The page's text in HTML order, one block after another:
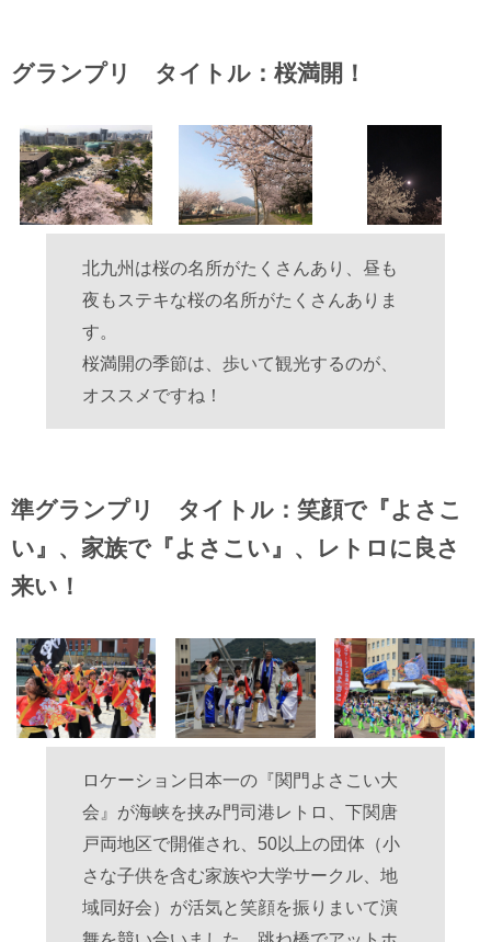
グランプリ タイトル：桜満開！
北九州は桜の名所がたくさんあり、昼も
夜もステキな桜の名所がたくさんありま
す。
桜満開の季節は、歩いて観光するのが、
オススメですね！
準グランプリ タイトル：笑顔で『よさこ
い』、家族で『よさこい』、レトロに良さ
来い！
ロケーション日本一の『関門よさこい大
会』が海峡を挟み門司港レトロ、下関唐
戸両地区で開催され、50以上の団体（小
さな子供を含む家族や大学サークル、地
域同好会）が活気と笑顔を振りまいて演